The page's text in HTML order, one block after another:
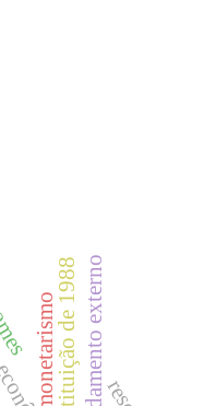
constituição de 1988endividamento externo
monetarismo